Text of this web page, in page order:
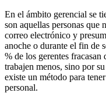
En el ámbito gerencial se
son aquellas personas que
correo electrónico y
anoche o durante el fin de
% de los gerentes
trabajen menos, sino por
existe un método para
personal.